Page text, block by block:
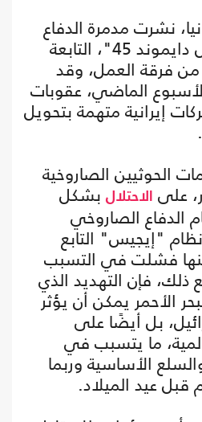
نشرت مدمرة الدفاع
الجوي "أتش أم أس دايموند 45"، التابعة
من فرقة العمل، وقد
الماضي، عقوبات
إيرانية متهمة بتحويل
الحوثيين الصاروخية
على الاحتلال بشكل
الصاروخي
"إيجيس" التابع
لكنها فشلت في التسبب
فإن التهديد الذي
الأحمر يمكن أن يؤثر
بل أيضًا على
ما يتسبب في
الأساسية وربما
قبل عيد الميلاد.